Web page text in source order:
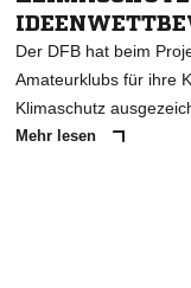
Der DFB hat beim
Amateurklubs für ihre
Klimaschutz
Mehr lesen